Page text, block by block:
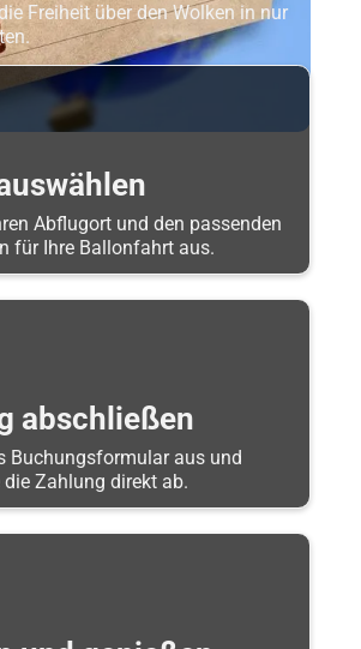
Freiheit über den Wolken in nur
Abflugort und den passenden
für Ihre Ballonfahrt aus.
abschließen
Buchungsformular aus und
Zahlung direkt ab.